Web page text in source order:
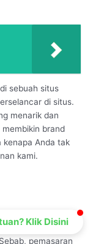
sebuah situs
di situs.
menarik dan
brand
kenapa Anda tak
kami.
adanya situs web,
pencarian,
pemasaran
Klik Disini